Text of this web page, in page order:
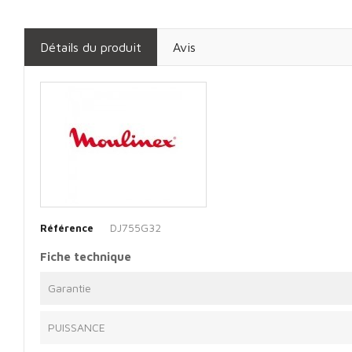
Détails du produit Avis
Référence DJ755G32
Fiche technique
Garantie
PUISSANCE